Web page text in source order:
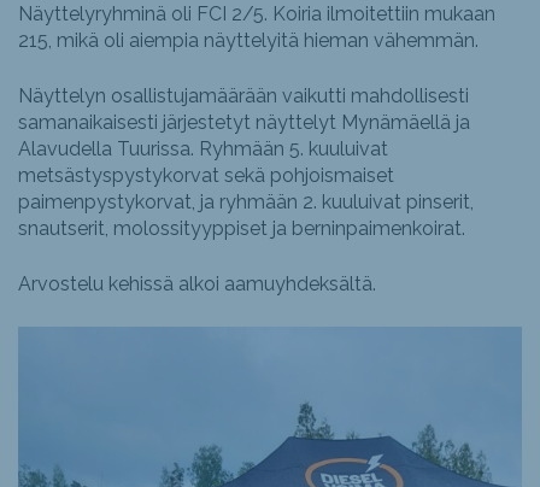
Näyttelyryhminä oli FCI 2/5. Koiria ilmoitettiin mukaan
215, mikä oli aiempia näyttelyitä hieman vähemmän.
Näyttelyn osallistujamäärään vaikutti mahdollisesti
samanaikaisesti järjestetyt näyttelyt Mynämäellä ja
Alavudella Tuurissa. Ryhmään 5. kuuluivat
metsästyspystykorvat sekä pohjoismaiset
paimenpystykorvat, ja ryhmään 2. kuuluivat pinserit,
snautserit, molossityyppiset ja berninpaimenkoirat.
Arvostelu kehissä alkoi aamuyhdeksältä.